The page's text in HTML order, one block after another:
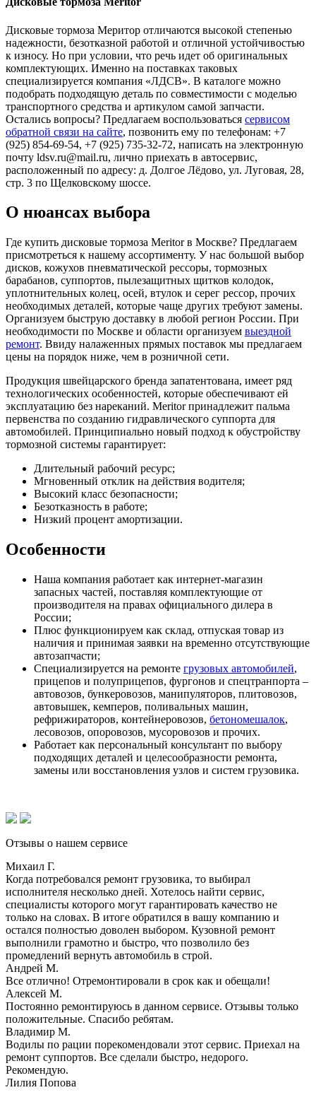
Дисковые тормоза Меритор отличаются высокой степенью
надежности, безотказной работой и отличной устойчивостью
к износу. Но при условии, что речь идет об оригинальных
комплектующих. Именно на поставках таковых
специализируется компания «ЛДСВ». В каталоге можно
подобрать подходящую деталь по совместимости с моделью
транспортного средства и артикулом самой запчасти.
Остались вопросы? Предлагаем воспользоваться сервисом
обратной связи на сайте, позвонить ему по телефонам: +7
(925) 854-69-54, +7 (925) 735-32-72, написать на электронную
почту ldsv.ru@mail.ru, лично приехать в автосервис,
расположенный по адресу: д. Долгое Лёдово, ул. Луговая, 28,
стр. 3 по Щелковскому шоссе.
О нюансах выбора
Где купить дисковые тормоза Meritor в Москве? Предлагаем
присмотреться к нашему ассортименту. У нас большой выбор
дисков, кожухов пневматической рессоры, тормозных
барабанов, суппортов, пылезащитных щитков колодок,
уплотнительных колец, осей, втулок и серег рессор, прочих
необходимых деталей, которые чаще других требуют замены.
Организуем быструю доставку в любой регион России. При
необходимости по Москве и области организуем выездной
ремонт. Ввиду налаженных прямых поставок мы предлагаем
цены на порядок ниже, чем в розничной сети.
Продукция швейцарского бренда запатентована, имеет ряд
технологических особенностей, которые обеспечивают ей
эксплуатацию без нареканий. Meritor принадлежит пальма
первенства по созданию гидравлического суппорта для
автомобилей. Принципиально новый подход к обустройству
тормозной системы гарантирует:
Длительный рабочий ресурс;
Мгновенный отклик на действия водителя;
Высокий класс безопасности;
Безотказность в работе;
Низкий процент амортизации.
Особенности
Наша компания работает как интернет-магазин
запасных частей, поставляя комплектующие от
производителя на правах официального дилера в
России;
Плюс функционируем как склад, отпуская товар из
наличия и принимая заявки на временно отсутствующие
автозапчасти;
Специализируется на ремонте грузовых автомобилей,
прицепов и полуприцепов, фургонов и спецтранпорта –
автовозов, бункеровозов, манипуляторов, плитовозов,
автовышек, кемперов, поливальных машин,
рефрижираторов, контейнеровозов, бетономешалок,
лесовозов, опоровозов, мусоровозов и прочих.
Работает как персональный консультант по выбору
подходящих деталей и целесообразности ремонта,
замены или восстановления узлов и систем грузовика.
Отзывы о нашем сервисе
Михаил Г.
Когда потребовался ремонт грузовика, то выбирал
исполнителя несколько дней. Хотелось найти сервис,
специалисты которого могут гарантировать качество не
только на словах. В итоге обратился в вашу компанию и
остался полностью доволен выбором. Кузовной ремонт
выполнили грамотно и быстро, что позволило без
промедлений вернуть автомобиль в строй.
Андрей М.
Все отлично! Отремонтировали в срок как и обещали!
Алексей М.
Постоянно ремонтируюсь в данном сервисе. Отзывы только
положительные. Спасибо ребятам.
Владимир М.
Водилы по рации порекомендовали этот сервис. Приехал на
ремонт суппортов. Все сделали быстро, недорого.
Рекомендую.
Лилия Попова